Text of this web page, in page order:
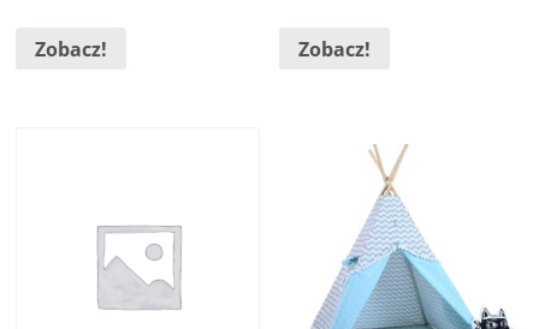
Zobacz! Zobacz!